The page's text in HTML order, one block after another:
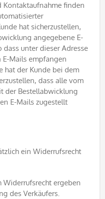
Kontaktaufnahme finden
hat sicherzustellen,
angegebene E-
unter dieser Adresse
Mails empfangen
hat der Kunde bei dem
dass alle vom
der Bestellabwicklung
E-Mails zugestellt
ein Widerrufsrecht
ergeben
des Verkäufers.